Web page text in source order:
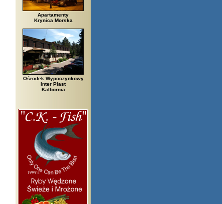
Białowieża, Bielsko Biała, Biały Bór, Biały Dunajec,
Apartamenty
Krynica Morska
Ośrodek Wypoczynkowy
Inter Piast
Kalbornia